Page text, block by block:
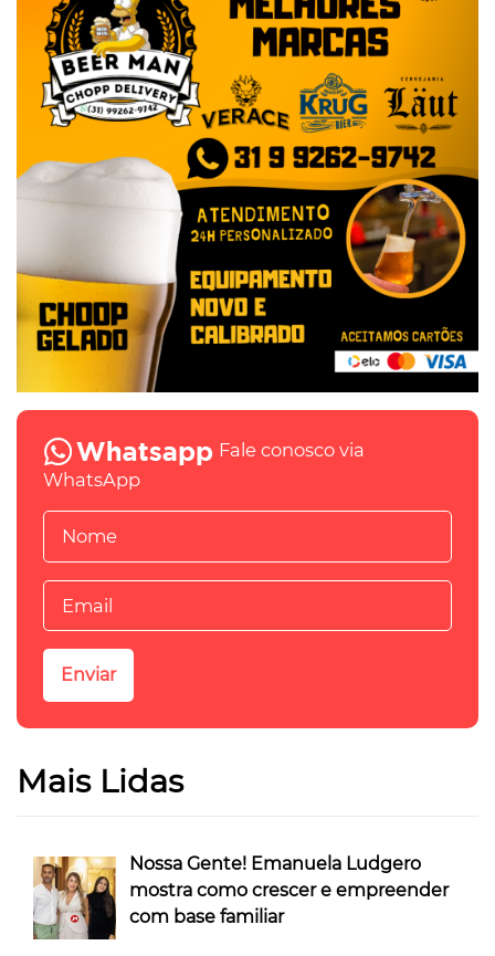
Fale conosco via
WhatsApp
Mais Lidas
Nossa Gente! Emanuela Ludgero
mostra como crescer e empreender
com base familiar